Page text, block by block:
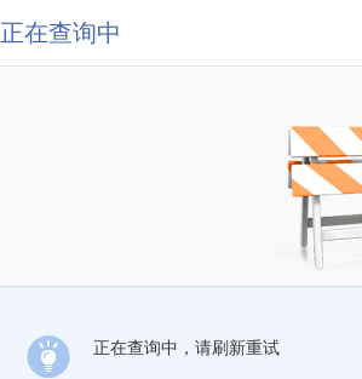
正在查询中
正在查询中，请刷新重试